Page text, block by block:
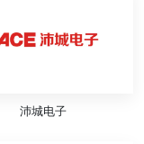
沛城电子